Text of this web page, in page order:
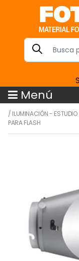
Menú
/ ILUMINACIÓN - ESTUDIO
PARA FLASH